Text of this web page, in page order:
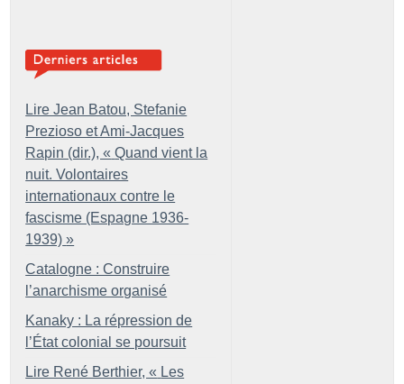
Lire Jean Batou, Stefanie
Prezioso et Ami-Jacques
Rapin (dir.), « Quand vient la
nuit. Volontaires
internationaux contre le
fascisme (Espagne 1936-
1939) »
Catalogne : Construire
l’anarchisme organisé
Kanaky : La répression de
l’État colonial se poursuit
Lire René Berthier, « Les